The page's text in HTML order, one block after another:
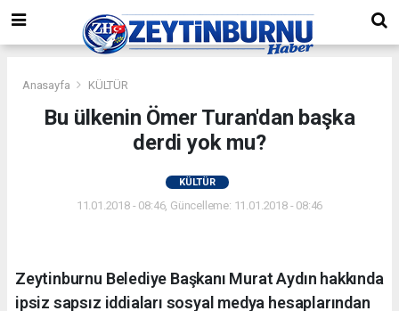
Anasayfa KÜLTÜR
Bu ülkenin Ömer Turan'dan başka
derdi yok mu?
KÜLTÜR
11.01.2018 - 08:46, Güncelleme: 11.01.2018 - 08:46
Zeytinburnu Belediye Başkanı Murat Aydın hakkında
ipsiz sapsız iddiaları sosyal medya hesaplarından